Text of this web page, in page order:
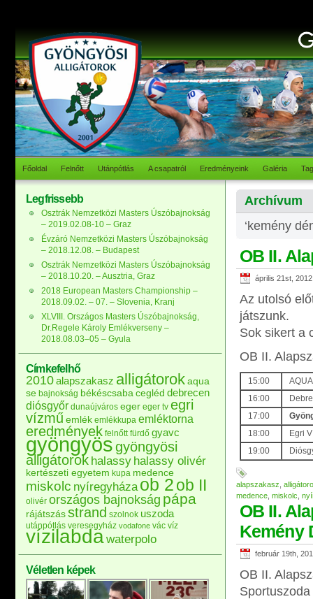
Főoldal Felnőtt Utánpótlás A csapatról Eredményeink Galéria
Archívum
‘kemény
OB II.
április 21st, 2012
Az utolsó
játszunk.
Sok sikert a
OB II.
15:00
16:00
17:00
18:00
Egri
19:00
alapszakasz
medence miskolc
OB II.
Kemény
február 19th,
OB II.
Sportuszoda
Legfrissebb
Osztrák Nemzetközi Masters Úszóbajnokság
– 2019.02.08-10 – Graz
Évzáró Nemzetközi Masters Úszóbajnokság
– 2018.12.08. – Budapest
Osztrák Nemzetközi Masters Úszóbajnokság
– 2018.10.20. – Ausztria, Graz
2018 European Masters Championship –
2018.09.02. – 07. – Slovenia, Kranj
XLVIII. Országos Masters Úszóbajnokság,
Dr.Regele Károly Emlékverseny –
2018.08.03–05 – Gyula
Címkefelhő
2010alapszakasz alligátorokaqua
se bajnokság békéscsaba cegléd debrecen
diósgyőr dunaújváros eger eger tv egri
vízműemlék emlékkupa emléktorna
eredmények felnőtt fürdő gyavc
gyöngyösgyöngyösi
alligátorok halassy halassy olivér
kertészeti egyetem kupa medence
miskolc nyíregyháza ob 2ob II
olivér országos bajnokság pápa
rájátszás strand szolnok uszoda
utánpótlás veresegyház vodafone vác víz
vízilabdawaterpolo
Véletlen képek